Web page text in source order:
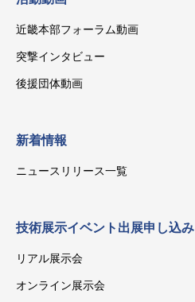
近畿本部フォーラム動画
突撃インタビュー
後援団体動画
新着情報
ニュースリリース一覧
技術展示イベント出展申し込み
リアル展示会
オンライン展示会